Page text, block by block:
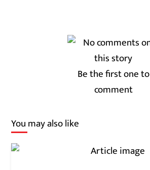
Be the first one to
comment
You may also like